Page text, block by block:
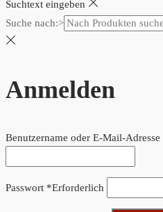
Suchtext eingeben
Suche nach:>
Anmelden
Benutzername oder E-Mail-Adresse
Passwort *Erforderlich